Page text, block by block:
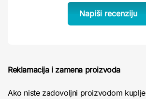
Napiši recenziju
Reklamacija i zamena proizvoda
Ako niste zadovoljni proizvodom